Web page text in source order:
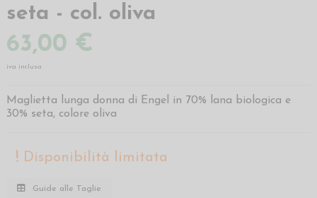
seta - col. oliva
63,00 €
iva inclusa
Maglietta lunga donna di Engel in 70% lana biologica e
30% seta, colore oliva
Disponibilità limitata
Guide alle Taglie